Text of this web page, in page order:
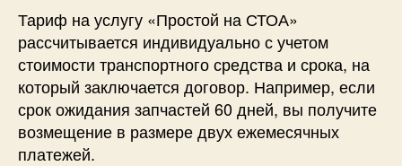
Тариф на услугу «Простой на СТОА»
рассчитывается индивидуально с учетом
стоимости транспортного средства и срока, на
который заключается договор. Например, если
срок ожидания запчастей 60 дней, вы получите
возмещение в размере двух ежемесячных
платежей.